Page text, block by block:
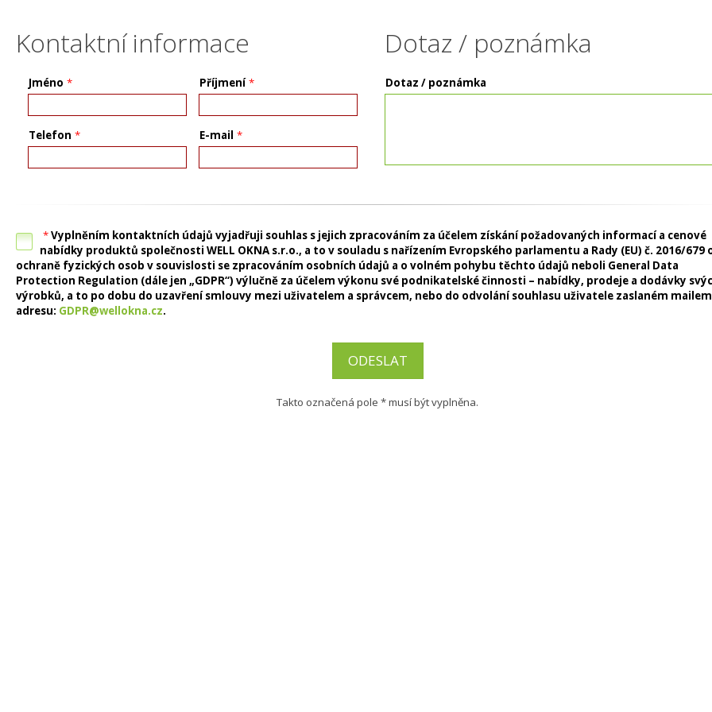
Kontaktní informace
Jméno * Příjmení *
Telefon * E-mail *
Dotaz / poznámka
Dotaz / poznámka
*Vyplněním kontaktních údajů vyjadřuji souhlas s jejich zpracováním za účelem získání požadovaných informací a cenové
nabídky produktů společnosti WELL OKNA s.r.o., a to v souladu s nařízením Evropského parlamentu a Rady (EU) č. 2016/679
ochraně fyzických osob v souvislosti se zpracováním osobních údajů a o volném pohybu těchto údajů neboli General Data
Protection Regulation (dále jen „GDPR“) výlučně za účelem výkonu své podnikatelské činnosti – nabídky, prodeje a dodávky
výrobků, a to po dobu do uzavření smlouvy mezi uživatelem a správcem, nebo do odvolání souhlasu uživatele zaslaném
adresu: GDPR@wellokna.cz.
ODESLAT
Takto označená pole * musí být vyplněna.